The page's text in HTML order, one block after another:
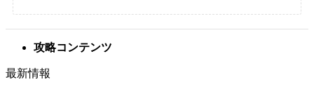
攻略コンテンツ
最新情報